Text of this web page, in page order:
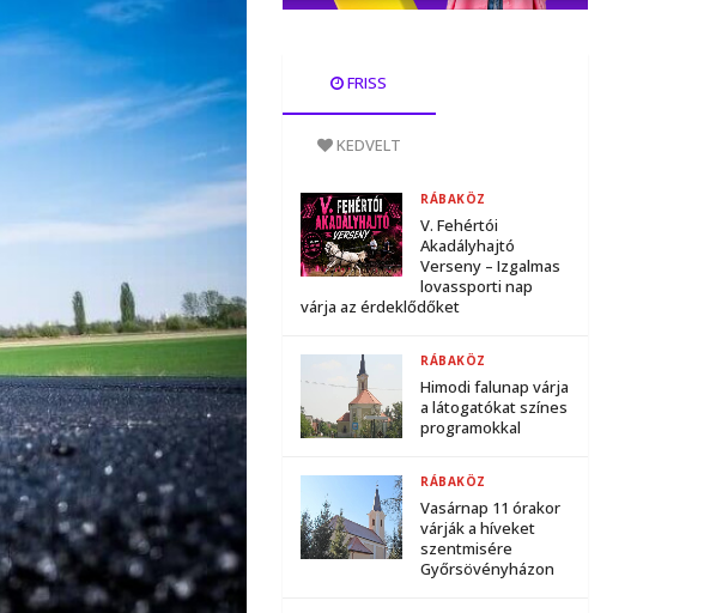
FRISS
KEDVELT
V. Fehértói
Akadályhajtó
Verseny – Izgalmas
lovassporti nap
várja az érdeklődőket
RÁBAKÖZ
Himodi falunap várja
a látogatókat színes
programokkal
RÁBAKÖZ
Vasárnap 11 órakor
várják a híveket
szentmisére
Győrsövényházon
RÁBAKÖZ